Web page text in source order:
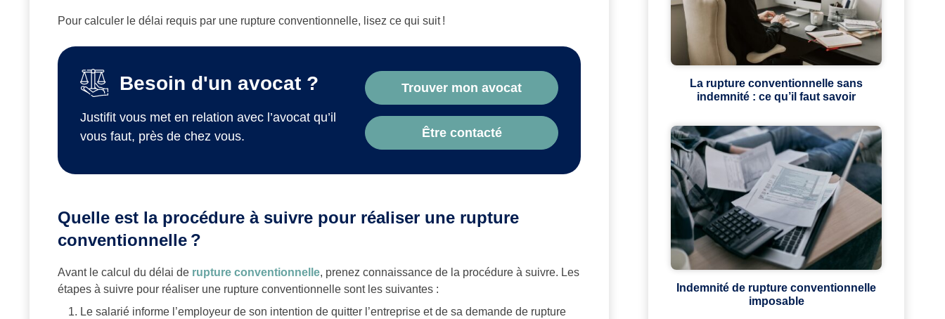
Pour calculer le délai requis par une rupture conventionnelle, lisez ce qui suit !
Besoin d'un avocat ?
Justifit vous met en relation avec l’avocat qu’il
vous faut, près de chez vous.
Trouver mon avocat
Être contacté
Quelle est la procédure à suivre pour réaliser une rupture
conventionnelle ?
Avant le calcul du délai de rupture conventionnelle, prenez connaissance de la procédure à suivre. Les
étapes à suivre pour réaliser une rupture conventionnelle sont les suivantes :
Le salarié informe l’employeur de son intention de quitter l’entreprise et de sa demande de rupture
La rupture conventionnelle sans
indemnité : ce qu’il faut savoir
Indemnité de rupture conventionnelle
imposable